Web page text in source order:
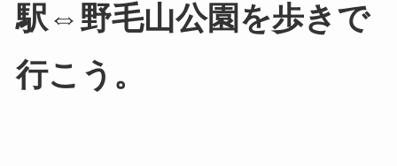
駅⇔野毛山公園を歩きで
行こう。